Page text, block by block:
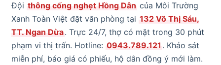
Đội thông cống nghẹt Hồng Dân của Môi Trường
Xanh Toàn Việt đặt văn phòng tại 132 Võ Thị Sáu,
TT. Ngan Dừa. Trực 24/7, thợ có mặt trong 30 phút
phạm vi thị trấn. Hotline: 0943.789.121 . Khảo sát
miễn phí, báo giá có phiếu, hộ dân đồng ý mới làm.